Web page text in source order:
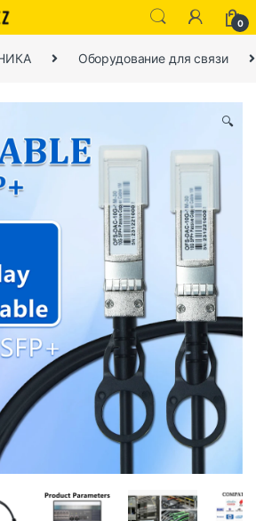
0
Оборудование для связи
🔍